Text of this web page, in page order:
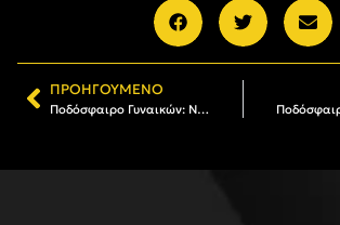
ΠΡΟΗΓΟΎΜΕΝΟ
Ποδόσφαιρο Γυναικών: Νίκη με ανατροπή στα Τρίκαλα